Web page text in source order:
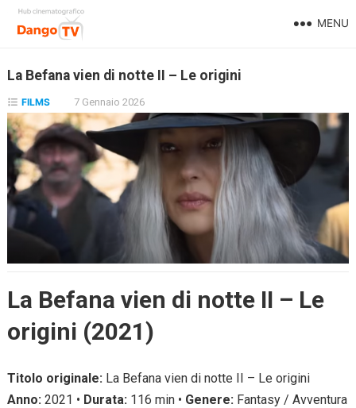
MENU
La Befana vien di notte II – Le origini
FILMS 7 Gennaio 2026
La Befana vien di notte II – Le
origini (2021)
Titolo originale:La Befana vien di notte II – Le origini
Anno:2021 • Durata:116 min • Genere:Fantasy / Avventura